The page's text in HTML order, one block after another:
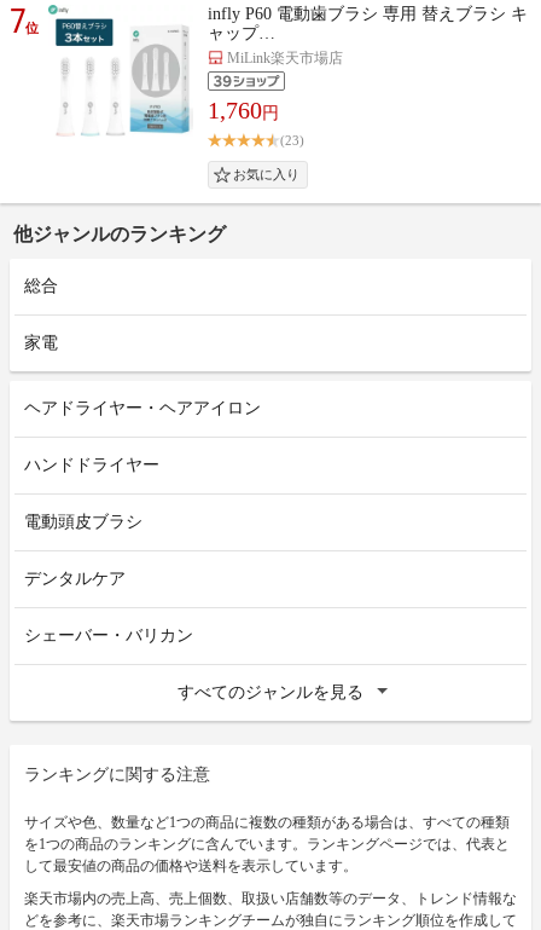
7位
infly P60 電動歯ブラシ 専用 替えブラシ キ
ャップ…
MiLink楽天市場店
1,760円
(23)
他ジャンルのランキング
総合
家電
ヘアドライヤー・ヘアアイロン
ハンドドライヤー
電動頭皮ブラシ
デンタルケア
シェーバー・バリカン
すべてのジャンルを見る
ランキングに関する注意
サイズや色、数量など1つの商品に複数の種類がある場合は、すべての種類
を1つの商品のランキングに含んでいます。ランキングページでは、代表と
して最安値の商品の価格や送料を表示しています。
楽天市場内の売上高、売上個数、取扱い店舗数等のデータ、トレンド情報な
どを参考に、楽天市場ランキングチームが独自にランキング順位を作成して